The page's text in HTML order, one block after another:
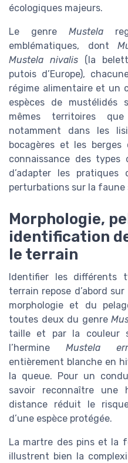
écologiques majeurs.
Le genre Mustela
emblématiques, dont
Mustela nivalis (la
putois d’Europe),
régime alimentaire et un
espèces de
mêmes territoires
notamment dans les
bocagères et les berges
connaissance des types
d’adapter les
perturbations sur la faune
Morphologie,
identification
le terrain
Identifier les différents
terrain repose d’abord
morphologie et du
toutes deux du genre
taille et par la couleur
l’hermine Mustela
entièrement blanche en
la queue. Pour un
savoir reconnaître une
distance réduit le
d’une espèce protégée.
La martre des pins et la
illustrent bien la